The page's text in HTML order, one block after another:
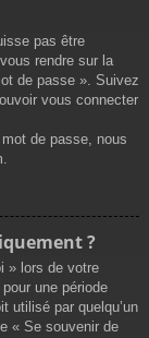
pas être
rendre sur la
de passe ». Suivez
vous connecter
de passe, nous
?
» lors de votre
une période
utilisé par quelqu’un
« Se souvenir de